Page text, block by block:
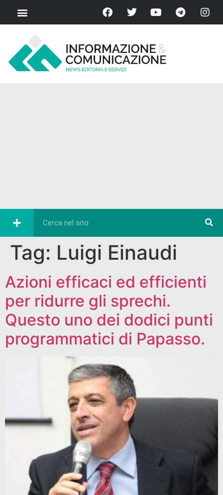
Tag: Luigi Einaudi
Azioni efficaci ed efficienti
per ridurre gli sprechi.
Questo uno dei dodici punti
programmatici di Papasso.